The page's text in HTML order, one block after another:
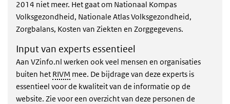
2014 niet meer. Het gaat om Nationaal Kompas
Volksgezondheid, Nationale Atlas Volksgezondheid,
Zorgbalans, Kosten van Ziekten en Zorggegevens.
Input van experts essentieel
Aan VZinfo.nl werken ook veel mensen en organisaties
buiten het RIVM mee. De bijdrage van deze experts is
essentieel voor de kwaliteit van de informatie op de
website. Zie voor een overzicht van deze personen de